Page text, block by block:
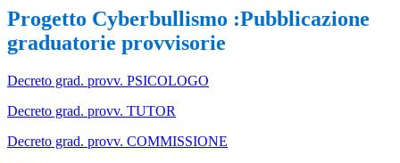
Progetto Cyberbullismo :Pubblicazione
graduatorie provvisorie
Decreto grad. provv. PSICOLOGO
Decreto grad. provv. TUTOR
Decreto grad. provv. COMMISSIONE